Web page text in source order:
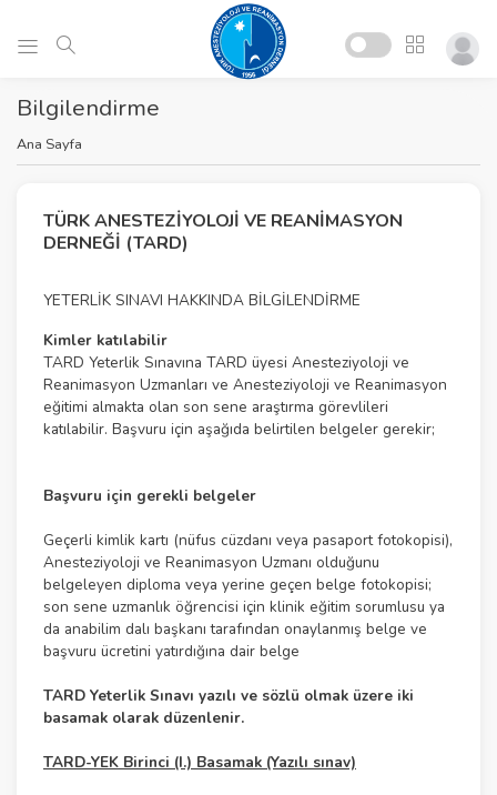
Bilgilendirme
Ana Sayfa
TÜRK ANESTEZİYOLOJİ VE REANİMASYON
DERNEĞİ (TARD)
YETERLİK SINAVI HAKKINDA BİLGİLENDİRME
Kimler katılabilir
TARD Yeterlik Sınavına TARD üyesi Anesteziyoloji ve
Reanimasyon Uzmanları ve Anesteziyoloji ve Reanimasyon
eğitimi almakta olan son sene araştırma görevlileri
katılabilir. Başvuru için aşağıda belirtilen belgeler gerekir;
Başvuru için gerekli belgeler
Geçerli kimlik kartı (nüfus cüzdanı veya pasaport fotokopisi),
Anesteziyoloji ve Reanimasyon Uzmanı olduğunu
belgeleyen diploma veya yerine geçen belge fotokopisi;
son sene uzmanlık öğrencisi için klinik eğitim sorumlusu ya
da anabilim dalı başkanı tarafından onaylanmış belge ve
başvuru ücretini yatırdığına dair belge
TARD Yeterlik Sınavı yazılı ve sözlü olmak üzere iki
basamak olarak düzenlenir.
TARD-YEK Birinci (I.) Basamak (Yazılı sınav)